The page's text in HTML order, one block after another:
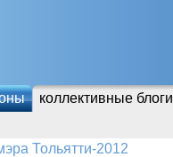
коллективные блоги
Тольятти-2012